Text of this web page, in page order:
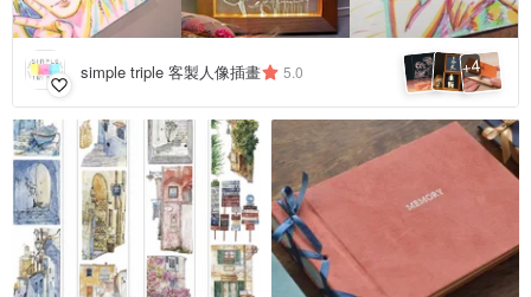
simple triple 客製人像插畫 5.0 +4